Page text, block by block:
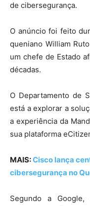
de cibersegurança.
O anúncio foi feito
queniano William
um chefe de Estado
décadas.
O Departamento de
está a explorar a
a experiência da
sua plataforma
MAIS:Cisco lança
cibersegurança no
Segundo a